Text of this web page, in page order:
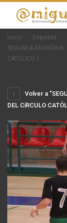
Inicio
Deportes
SEGUNDA DIVISIÓN
CATÓLICO 1
Volver a
DEL CíRCULO